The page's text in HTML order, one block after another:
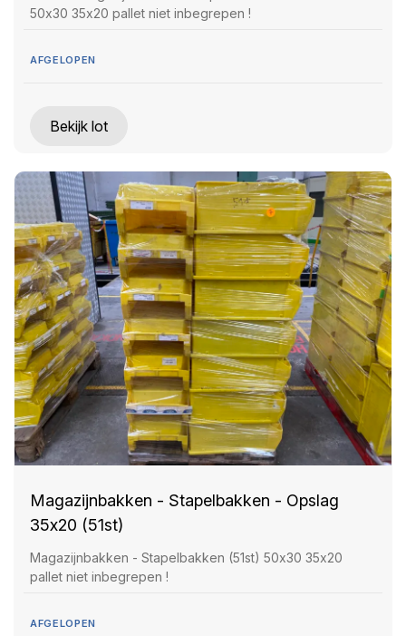
50x30 35x20 pallet niet inbegrepen !
AFGELOPEN
Bekijk lot
Magazijnbakken - Stapelbakken - Opslag
35x20 (51st)
Magazijnbakken - Stapelbakken (51st) 50x30 35x20
pallet niet inbegrepen !
AFGELOPEN